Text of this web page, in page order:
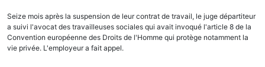
Seize mois après la suspension de leur contrat de travail, le juge départiteur
a suivi l'avocat des travailleuses sociales qui avait invoqué l'article 8 de la
Convention européenne des Droits de l'Homme qui protège notamment la
vie privée. L'employeur a fait appel.